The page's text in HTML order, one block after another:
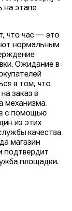
на этапе
что час — это
нормальным
Ожидание в
в том, что
заказ в
механизма.
с помощью
из этих
качества
магазин
подтвердит
площадки.